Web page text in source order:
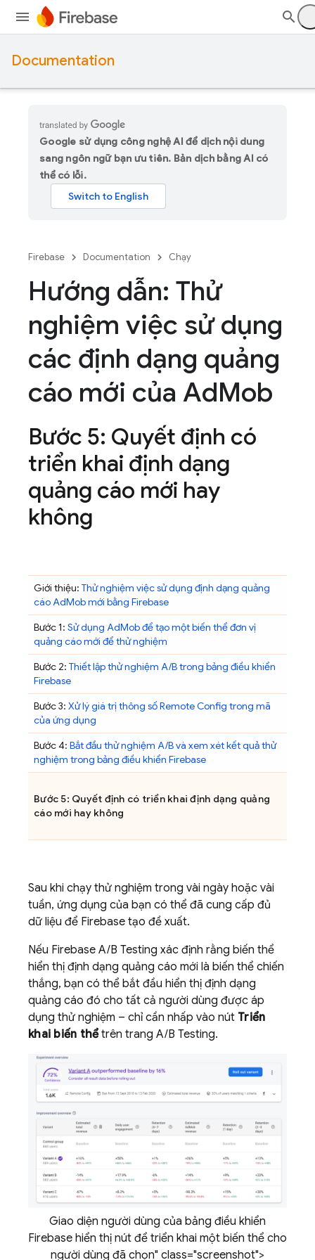
Documentation
Google sử dụng công nghệ AI để dịch nội dung
sang ngôn ngữ bạn ưu tiên. Bản dịch bằng AI có
thể có lỗi.
Firebase Documentation Chạy
Hướng dẫn: Thử
nghiệm việc sử dụng
các định dạng quảng
cáo mới của AdMob
Bước 5: Quyết định có
triển khai định dạng
quảng cáo mới hay
không
Giới thiệu: Thử nghiệm việc sử dụng định dạng quảng
cáoAdMobmới bằng Firebase
Bước 1: Sử dụng AdMobđể tạo một biến thể đơn vị
quảng cáo mới để thử nghiệm
Bước 2: Thiết lập thử nghiệm A/B trong bảng điều khiển
Firebase
Bước 3: Xử lý giá trị thông sốRemote Config trong mã
của ứng dụng
Bước 4: Bắt đầu thử nghiệm A/B và xem xét kết quả thử
nghiệm trong bảng điều khiển Firebase
Bước 5: Quyết định có triển khai định dạng quảng
cáo mới hay không
Sau khi chạy thử nghiệm trong vài ngày hoặc vài
tuần, ứng dụng của bạn có thể đã cung cấp đủ
dữ liệu để Firebase tạo đề xuất.
Nếu Firebase A/B Testing xác định rằng biến thể
hiển thị định dạng quảng cáo mới là biến thể chiến
thắng, bạn có thể bắt đầu hiển thị định dạng
quảng cáo đó cho tất cả người dùng được áp
dụng thử nghiệm – chỉ cần nhấp vào nút Triển
khai biến thểtrên trangA/B Testing.
Giao diện người dùng của bảng điều khiển
Firebase hiển thị nút để triển khai một biến thể cho
người dùng đã chọn" class="screenshot">